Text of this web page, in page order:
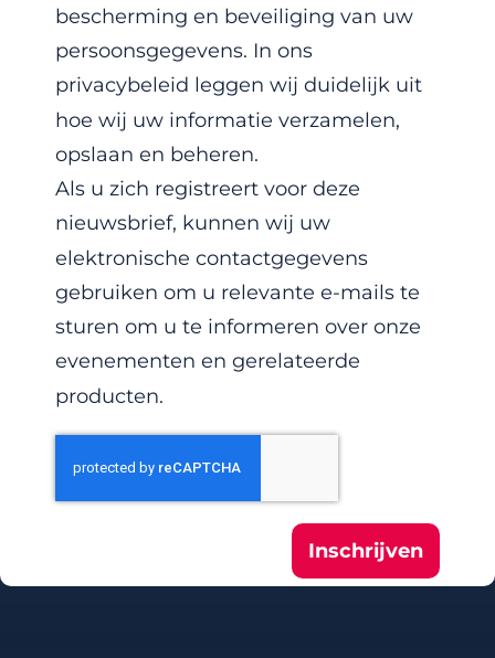
bescherming en beveiliging van uw
persoonsgegevens. In ons
privacybeleid leggen wij duidelijk uit
hoe wij uw informatie verzamelen,
opslaan en beheren.
Als u zich registreert voor deze
nieuwsbrief, kunnen wij uw
elektronische contactgegevens
gebruiken om u relevante e-mails te
sturen om u te informeren over onze
evenementen en gerelateerde
producten.
Inschrijven